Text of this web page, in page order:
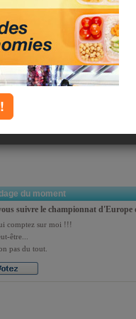
du moment
suivre le championnat d'Europe
comptez sur moi !!!
être...
pas du tout.